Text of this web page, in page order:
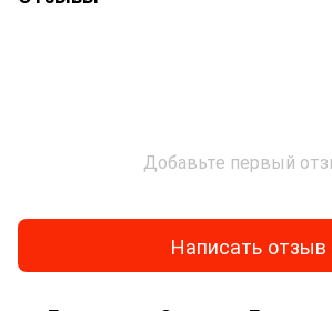
Добавьте первый
Написать отзыв